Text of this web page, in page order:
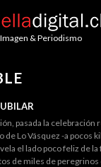
Imagen & Periodismo
pasada la celebración
de Lo Vásquez -a pocos
el lado poco feliz de
de miles de